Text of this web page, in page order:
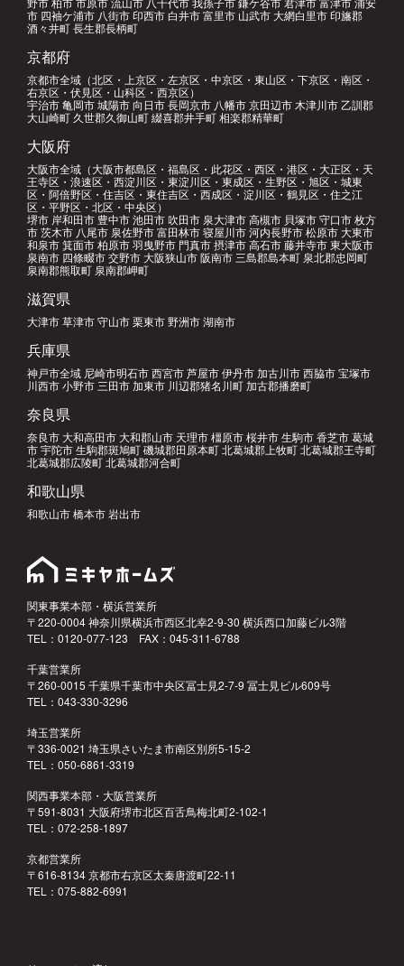
市 四袖ケ浦市 八街市 印西市 白井市 富里市 山武市 大網白里市 印旛郡
酒々井町 長生郡長柄町
京都府
京都市全域（北区・上京区・左京区・中京区・東山区・下京区・南区・
右京区・伏見区・山科区・西京区）
宇治市 亀岡市 城陽市 向日市 長岡京市 八幡市 京田辺市 木津川市 乙訓郡
大山崎町 久世郡久御山町 綴喜郡井手町 相楽郡精華町
大阪府
大阪市全域（大阪市都島区・福島区・此花区・西区・港区・大正区・天
王寺区・浪速区・西淀川区・東淀川区・東成区・生野区・旭区・城東
区・阿倍野区・住吉区・東住吉区・西成区・淀川区・鶴見区・住之江
区・平野区・北区・中央区）
堺市 岸和田市 豊中市 池田市 吹田市 泉大津市 高槻市 貝塚市 守口市 枚方
市 茨木市 八尾市 泉佐野市 富田林市 寝屋川市 河内長野市 松原市 大東市
和泉市 箕面市 柏原市 羽曳野市 門真市 摂津市 高石市 藤井寺市 東大阪市
泉南市 四條畷市 交野市 大阪狭山市 阪南市 三島郡島本町 泉北郡忠岡町
泉南郡熊取町 泉南郡岬町
滋賀県
大津市 草津市 守山市 栗東市 野洲市 湖南市
兵庫県
神戸市全域 尼崎市明石市 西宮市 芦屋市 伊丹市 加古川市 西脇市 宝塚市
川西市 小野市 三田市 加東市 川辺郡猪名川町 加古郡播磨町
奈良県
奈良市 大和高田市 大和郡山市 天理市 橿原市 桜井市 生駒市 香芝市 葛城
市 宇陀市 生駒郡斑鳩町 磯城郡田原本町 北葛城郡上牧町 北葛城郡王寺町
北葛城郡広陵町 北葛城郡河合町
和歌山県
和歌山市 橋本市 岩出市
関東事業本部・横浜営業所
〒220-0004 神奈川県横浜市西区北幸2-9-30 横浜西口加藤ビル3階
TEL：0120-077-123 FAX：045-311-6788
千葉営業所
〒260-0015 千葉県千葉市中央区冨士見2-7-9 冨士見ビル609号
TEL：043-330-3296
埼玉営業所
〒336-0021 埼玉県さいたま市南区別所5-15-2
TEL：050-6861-3319
関西事業本部・大阪営業所
〒591-8031 大阪府堺市北区百舌鳥梅北町2-102-1
TEL：072-258-1897
京都営業所
〒616-8134 京都市右京区太秦唐渡町22-11
TEL：075-882-6991